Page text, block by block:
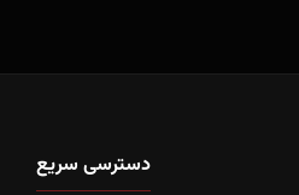
دسترسی سریع